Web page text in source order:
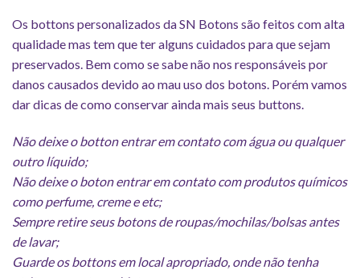
Os bottons personalizados da SN Botons são feitos com alta
qualidade mas tem que ter alguns cuidados para que sejam
preservados. Bem como se sabe não nos responsáveis por
danos causados devido ao mau uso dos botons. Porém vamos
dar dicas de como conservar ainda mais seus buttons.
Não deixe o botton entrar em contato com água ou qualquer
outro líquido;
Não deixe o boton entrar em contato com produtos químicos
como perfume, creme e etc;
Sempre retire seus botons de roupas/mochilas/bolsas antes
de lavar;
Guarde os bottons em local apropriado, onde não tenha